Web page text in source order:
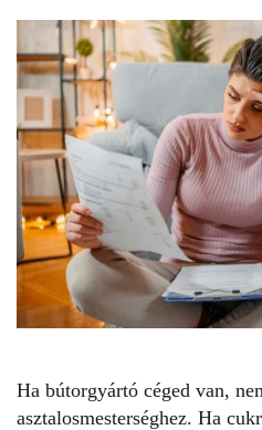
Ha bútorgyártó céged van,
asztalosmesterséghez. Ha